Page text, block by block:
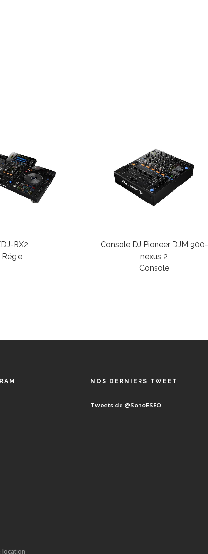
RX2
Régie
Console DJ Pioneer DJM 900-
nexus 2
Console
NOS DERNIERS TWEET
Tweets de @SonoESEO
location